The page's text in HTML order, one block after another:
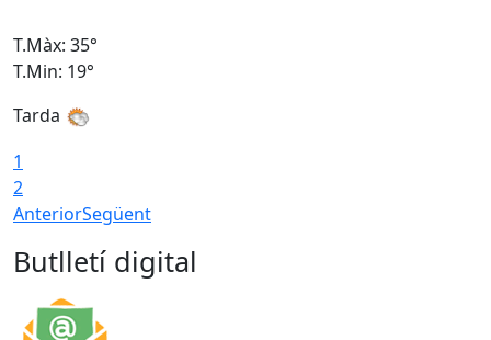
T.Màx: 35°
T.Min: 19°
Tarda
1
2
AnteriorSegüent
Butlletí digital